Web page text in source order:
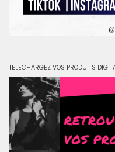
TELECHARGEZ VOS PRODUITS